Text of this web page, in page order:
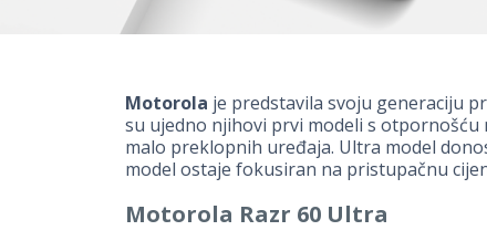
Motorola je predstavila svoju generaciju
su ujedno njihovi prvi modeli s
malo preklopnih uređaja. Ultra model
model ostaje fokusiran na pristupačnu
Motorola Razr 60 Ultra